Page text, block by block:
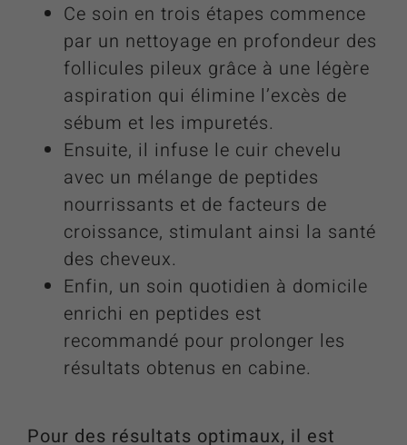
Ce soin en trois étapes commence
par un nettoyage en profondeur des
follicules pileux grâce à une légère
aspiration qui élimine l’excès de
sébum et les impuretés.
Ensuite, il infuse le cuir chevelu
avec un mélange de peptides
nourrissants et de facteurs de
croissance, stimulant ainsi la santé
des cheveux.
Enfin, un soin quotidien à domicile
enrichi en peptides est
recommandé pour prolonger les
résultats obtenus en cabine.
Pour des résultats optimaux, il est